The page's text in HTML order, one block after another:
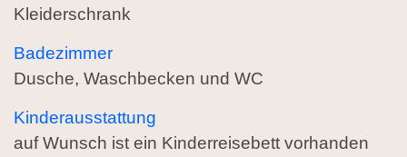
Kleiderschrank
Badezimmer
Dusche, Waschbecken und WC
Kinderausstattung
auf Wunsch ist ein Kinderreisebett vorhanden